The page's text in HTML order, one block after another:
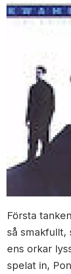
Första
så smakfullt,
ens orkar
spelat in,